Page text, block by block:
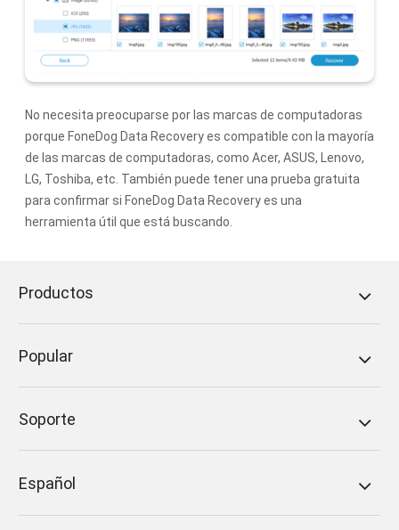
No necesita preocuparse por las marcas de computadoras
porque FoneDog Data Recovery es compatible con la mayoría
de las marcas de computadoras, como Acer, ASUS, Lenovo,
LG, Toshiba, etc. También puede tener una prueba gratuita
para confirmar si FoneDog Data Recovery es una
herramienta útil que está buscando.
Productos
Popular
Soporte
Español